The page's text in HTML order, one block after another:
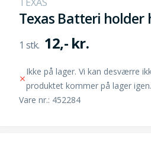
Texas Batteri holder
12,- kr.
Ikke på lager. Vi kan desværre
produktet kommer på lager igen.
Vare nr.: 452284